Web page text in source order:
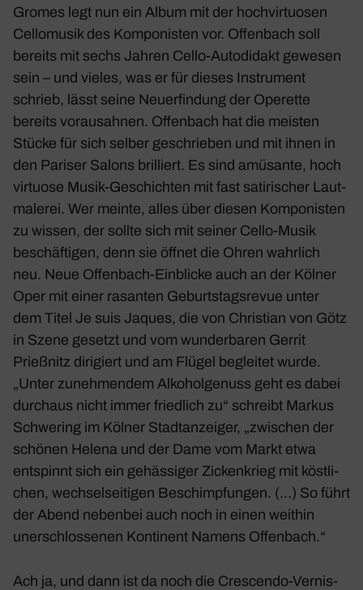
Gromes legt nun ein Album mit der hoch­vir­tuosen
Cello­musik des Kompo­nisten vor. Offen­bach soll
bereits mit sechs Jahren Cello-Auto­di­dakt gewesen
sein – und vieles, was er für dieses Instru­ment
schrieb, lässt seine Neuerfin­dung der Operette
bereits voraus­ahnen. Offen­bach hat die meisten
Stücke für sich selber geschrieben und mit ihnen in
den Pariser Salons bril­liert. Es sind amüsante, hoch
virtuose Musik-Geschichten mit fast sati­ri­scher Laut­
ma­lerei. Wer meinte, alles über diesen Kompo­nisten
zu wissen, der sollte sich mit seiner Cello-Musik
beschäf­tigen, denn sie öffnet die Ohren wahr­lich
neu. Neue Offen­bach-Einblicke auch an der Kölner
Oper mit einer rasanten Geburts­tags­revue unter
dem Titel Je suis Jaques, die von Chris­tian von Götz
in Szene gesetzt und vom wunder­baren Gerrit
Prieß­nitz diri­giert und am Flügel begleitet wurde.
„Unter zuneh­mendem Alko­hol­ge­nuss geht es dabei
durchaus nicht immer fried­lich zu“ schreibt Markus
Schwe­ring im Kölner Stadt­an­zeiger, „zwischen der
schönen Helena und der Dame vom Markt etwa
entspinnt sich ein gehäs­siger Zicken­krieg mit köst­li­
chen, wech­sel­sei­tigen Beschimp­fungen. (…) So führt
der Abend nebenbei auch noch in einen weithin
uner­schlos­senen Konti­nent Namens Offen­bach.“
Ach ja, und dann ist da noch die Crescendo-Vernis­